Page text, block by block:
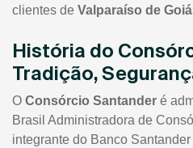
clientes de Valparaíso de
História do
Tradição,
O Consórcio Santander é
Brasil Administradora de
integrante do Banco